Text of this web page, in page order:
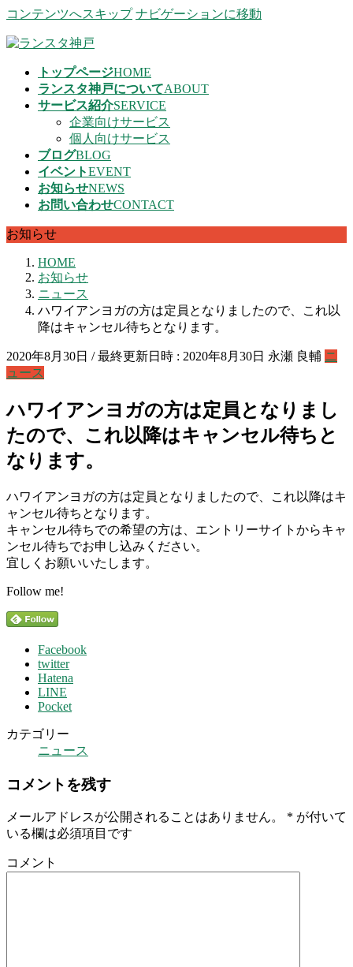
コンテンツへスキップ ナビゲーションに移動
トップページHOME
ランスタ神戸についてABOUT
サービス紹介SERVICE
企業向けサービス
個人向けサービス
ブログBLOG
イベントEVENT
お知らせNEWS
お問い合わせCONTACT
お知らせ
HOME
お知らせ
ニュース
ハワイアンヨガの方は定員となりましたので、これ以
降はキャンセル待ちとなります。
2020年8月30日 / 最終更新日時 : 2020年8月30日 永瀬 良輔 ニ
ュース
ハワイアンヨガの方は定員となりまし
たので、これ以降はキャンセル待ちと
なります。
ハワイアンヨガの方は定員となりましたので、これ以降はキ
ャンセル待ちとなります。
キャンセル待ちでの希望の方は、エントリーサイトからキャ
ンセル待ちでお申し込みください。
宜しくお願いいたします。
Follow me!
Facebook
twitter
Hatena
LINE
Pocket
カテゴリー
ニュース
コメントを残す
メールアドレスが公開されることはありません。 * が付いて
いる欄は必須項目です
コメント